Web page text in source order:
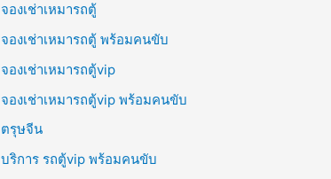
จองเช่าเหมารถตู้
จองเช่าเหมารถตู้ พร้อมคนขับ
จองเช่าเหมารถตู้vip
จองเช่าเหมารถตู้vip พร้อมคนขับ
ตรุษจีน
บริการ รถตู้vip พร้อมคนขับ